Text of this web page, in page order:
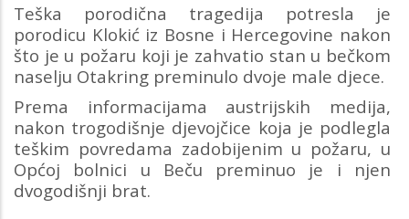
Teška porodična tragedija potresla je
porodicu Klokić iz Bosne i Hercegovine nakon
što je u požaru koji je zahvatio stan u bečkom
naselju Otakring preminulo dvoje male djece.
Prema informacijama austrijskih medija,
nakon trogodišnje djevojčice koja je podlegla
teškim povredama zadobijenim u požaru, u
Općoj bolnici u Beču preminuo je i njen
dvogodišnji brat.